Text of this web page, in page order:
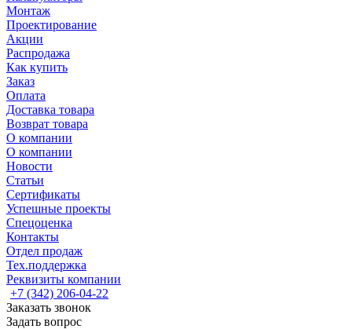
Монтаж
Проектирование
Акции
Распродажа
Как купить
Заказ
Оплата
Доставка товара
Возврат товара
О компании
О компании
Новости
Статьи
Сертификаты
Успешные проекты
Спецоценка
Контакты
Отдел продаж
Тех.поддержка
Реквизиты компании
+7 (342) 206-04-22
Заказать звонок
Задать вопрос